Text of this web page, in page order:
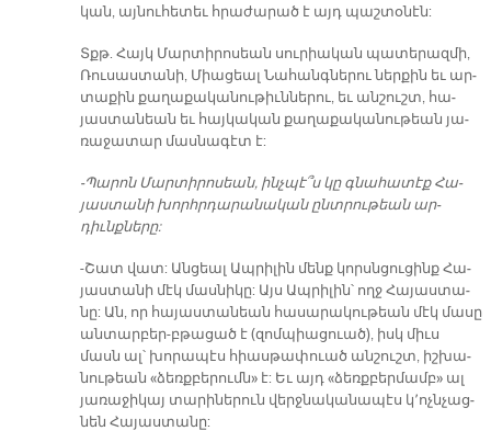
կան, այ­նու­հե­տեւ հրա­ժա­րած է այդ պաշ­տօ­նէն:
Տքթ. Հայկ Մար­տի­րո­սեա­ն սու­րիա­կան պա­տե­րազ­մի,
Ռու­սաս­տա­նի, Միա­ցեալ Նա­հանգ­նե­րու ներ­քին եւ ար­
տա­քին քա­ղա­քա­կա­նու­թիւն­նե­րու, եւ ան­շուշտ, հա­
յաս­տա­նեան եւ հայ­կա­կան քա­ղա­քա­կա­նու­թեան յա­
ռա­ջա­տար մաս­նա­գէտ է:
-Պա­րոն Մար­տի­րո­սեան, ինչ­պէ՞ս կը գնա­հատէք Հա­
յաս­տա­նի խորհր­դա­րա­նա­կան ընտ­րու­թեան ար­
դիւնք­նե­րը:
-Շատ վատ: Ան­ցեալ Ապ­րի­լին մենք կորսն­ցու­ցինք Հա­
յաս­տա­նի մէկ մաս­նի­կը: Այս Ապ­րի­լին՝ ողջ Հա­յաս­տա­
նը: Ան, որ հա­յաս­տա­նեան հա­սա­րա­կու­թեան մէկ մա­սը
ան­տար­բեր-բթա­ցած է (զոմ­պիա­ցուած), իսկ միւս
մասն ալ՝ խո­րա­պէս հիաս­թա­փուած ան­շուշտ, իշ­խա­
նու­թեան «ձեռք­բե­րում­ն» է: Եւ այդ «ձեռք­բեր­մամ­բ» ալ
յա­ռա­ջի­կայ տա­րի­նե­րուն վերջ­նա­կա­նա­պէս կ՚ոչն­չաց­
նեն Հա­յաս­տա­նը: